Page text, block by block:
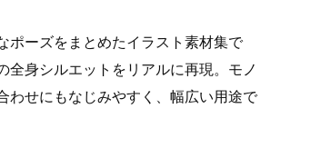
ポーズをまとめたイラスト素材集で
身シルエットをリアルに再現。モノ
わせにもなじみやすく、幅広い用途で